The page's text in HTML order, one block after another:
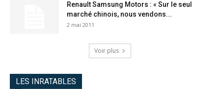
Renault Samsung Motors : « Sur le seul
marché chinois, nous vendons...
2 mai 2011
Voir plus
LES INRATABLES